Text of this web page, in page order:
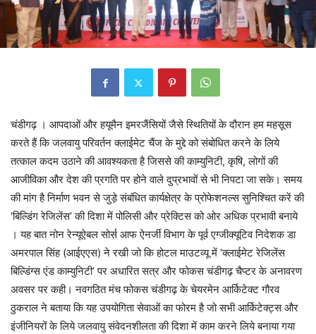
चंडीगढ़ । आपदाओं और हयूमैन इमरजैंसियों जैसे स्थितियों के दौरान हम महसूस
करते हैं कि जलवायु परिवर्तन क्लाईमेट चैंज के मुद्दे को संबोधित करने के लिये
तत्काल कदम उठाने की आवश्यकता है जिससे की काम्युनिटी, कृषि, लोगों की
आजीविका और देश की प्रगति पर होने वाले दुप्रभावों से भी निपटा जा सके। समय
की मांग है निर्माण भवन से जुड़े संबंधित कार्यक्षेत्र के प्रोफेशनल्स सुनिश्चित करें की
‘बिल्डिंग रेजिलेंस’ की दिशा में पोलिसी और प्रेक्टिस को ओर अधिक प्रभावी बनाये
। यह बात नोन रेन्यूऐबल सोर्स आफ ऐनर्जी विभाग के पूर्व एग्जीक्यूटिव निदेशक डा
अमरपाल सिंह (आईएएस) ने रखी जो कि होटल माउटव्यू में ‘क्लाईमेट रेजिलेंस
बिल्डिंग्स एंड काम्युनिटी’ पर अधारित सत्र और फोकस चंडीगढ़ चैप्टर के अनावरण
अवसर पर कही। नवगठित मंच फोकस चंडीगढ़ के चेयरमेन आर्किटेक्ट गौरव
ठुकराल ने बताया कि यह उपयोगिता सेवाओं का फोरम है जो सभी आर्किटेक्ट्स और
इंजीनियरों के लिये जलवायु संवेदनशीलता की दिशा में काम करने लिये बनाया गया